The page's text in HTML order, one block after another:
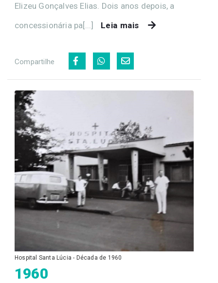
Elizeu Gonçalves Elias. Dois anos depois, a
concessionária pa[...]
Leia mais
Compartilhe
Hospital Santa Lúcia - Década de 1960
1960